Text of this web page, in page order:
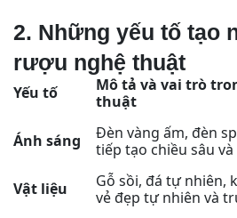
2. Những yếu tố tạo
rượu nghệ thuật
Yếu tố
Mô tả và vai trò
thuật
Ánh sáng
Đèn vàng ấm, đèn
tiếp tạo chiều sâu
Vật liệu
Gỗ sồi, đá tự nhiên,
vẻ đẹp tự nhiên và